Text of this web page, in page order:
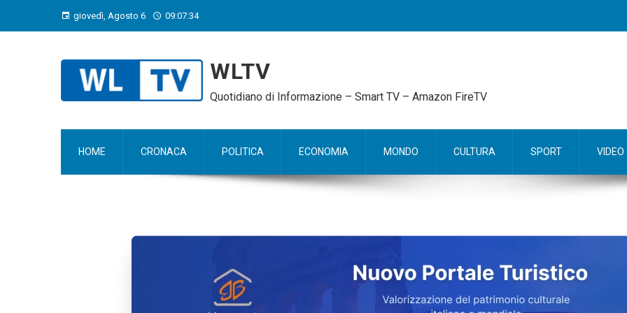
giovedì, Agosto 6 09:07:35
WLTV
Quotidiano di Informazione – Smart TV – Amazon FireTV
HOME CRONACA POLITICA ECONOMIA MONDO CULTURA SPORT VIDEO